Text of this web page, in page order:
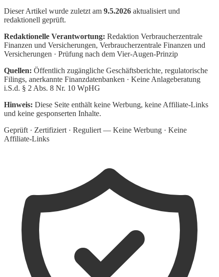
Dieser Artikel wurde zuletzt am 9.5.2026 aktualisiert und
redaktionell geprüft.
Redaktionelle Verantwortung: Redaktion Verbraucherzentrale
Finanzen und Versicherungen, Verbraucherzentrale Finanzen und
Versicherungen · Prüfung nach dem Vier-Augen-Prinzip
Quellen: Öffentlich zugängliche Geschäftsberichte, regulatorische
Filings, anerkannte Finanzdatenbanken · Keine Anlageberatung
i.S.d. § 2 Abs. 8 Nr. 10 WpHG
Hinweis: Diese Seite enthält keine Werbung, keine Affiliate-Links
und keine gesponserten Inhalte.
Geprüft · Zertifiziert · Reguliert — Keine Werbung · Keine
Affiliate-Links